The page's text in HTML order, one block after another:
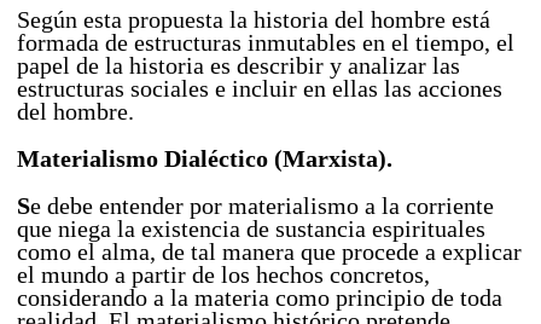
Según esta propuesta la historia del hombre está
formada de estructuras inmutables en el tiempo, el
papel de la historia es describir y analizar las
estructuras sociales e incluir en ellas las acciones
del hombre.
Materialismo Dialéctico (Marxista).
Se debe entender por materialismo a la corriente
que niega la existencia de sustancia espirituales
como el alma, de tal manera que procede a explicar
el mundo a partir de los hechos concretos,
considerando a la materia como principio de toda